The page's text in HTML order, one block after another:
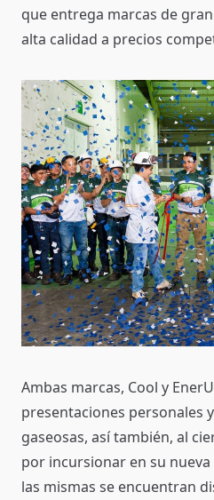
que entrega marcas de
alta calidad a precios
Ambas marcas, Cool y
presentaciones personales
gaseosas, así también, al
por incursionar en su
las mismas se encuentran